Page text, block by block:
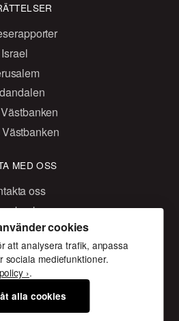
Israel
MED OSS
oss
Gustavslundsvägen 18
cookies
att analysera trafik, anpassa
sociala mediefunktioner.
›.
alla cookies